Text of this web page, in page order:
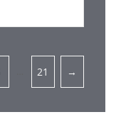
21 →